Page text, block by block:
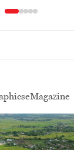
eMagazine